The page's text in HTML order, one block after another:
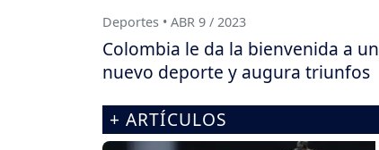
Deportes • ABR 9 / 2023
Colombia le da la bienvenida a un
nuevo deporte y augura triunfos
+ ARTÍCULOS